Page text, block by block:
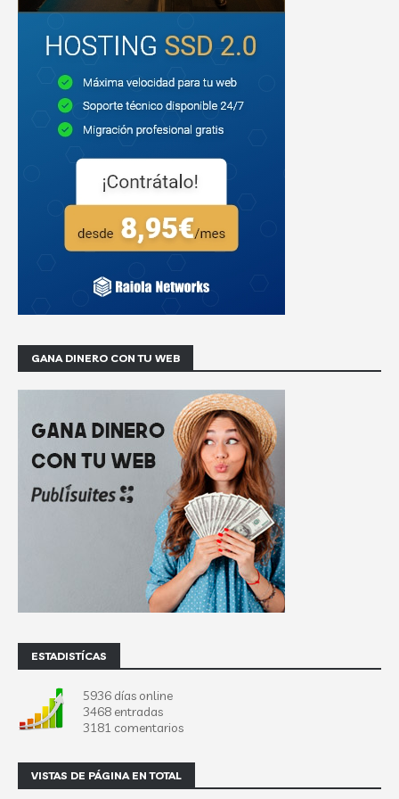
GANA DINERO CON TU WEB
ESTADISTÍCAS
5936 días online
3468 entradas
3181 comentarios
VISTAS DE PÁGINA EN TOTAL